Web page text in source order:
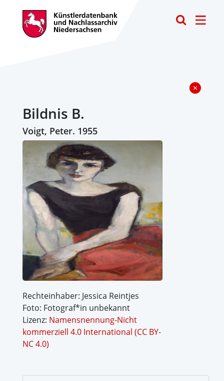
Bildnis B.
Voigt, Peter. 1955
Rechteinhaber: Jessica Reintjes
Foto: Fotograf*in unbekannt
Lizenz: Namensnennung-Nicht
kommerziell 4.0 International (CC BY-
NC 4.0)